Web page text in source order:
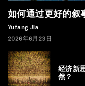
如何通过更好的叙
Yufang Jia
2026年6月23日
经济新
然？